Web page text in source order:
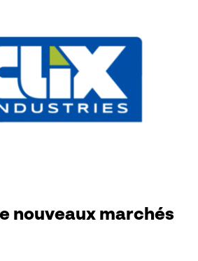
nouveaux marchés